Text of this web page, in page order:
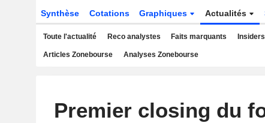
Synthèse Cotations Graphiques Actualités
Toute l'actualité Reco analystes Faits marquants Insiders
Articles Zonebourse Analyses Zonebourse
Premier closing du